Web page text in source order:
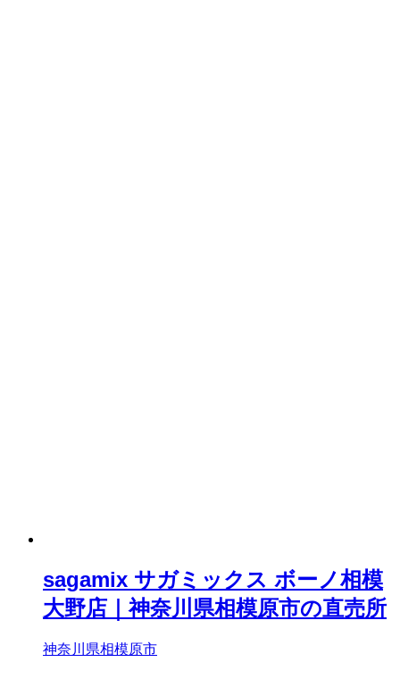
sagamix サガミックス ボーノ相模
大野店｜神奈川県相模原市の直売所
神奈川県相模原市